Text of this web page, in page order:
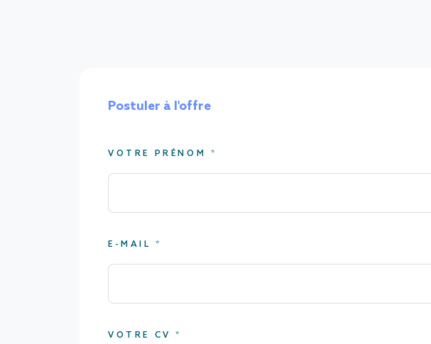
Postuler à l'offre
VOTRE PRÉNOM *
E-MAIL *
VOTRE CV *